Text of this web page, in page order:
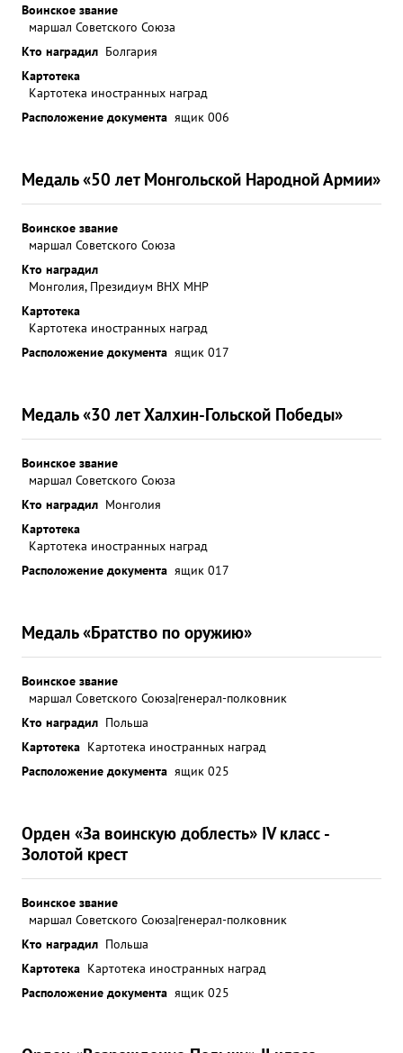
Воинское звание
маршал Советского Союза
Кто наградил Болгария
Картотека
Картотека иностранных наград
Расположение документа ящик 006
Медаль «50 лет Монгольской Народной Армии»
Воинское звание
маршал Советского Союза
Кто наградил
Монголия, Президиум ВНХ МНР
Картотека
Картотека иностранных наград
Расположение документа ящик 017
Медаль «30 лет Халхин-Гольской Победы»
Воинское звание
маршал Советского Союза
Кто наградил Монголия
Картотека
Картотека иностранных наград
Расположение документа ящик 017
Медаль «Братство по оружию»
Воинское звание
маршал Советского Союза|генерал-полковник
Кто наградил Польша
Картотека Картотека иностранных наград
Расположение документа ящик 025
Орден «За воинскую доблесть» IV класс -
Золотой крест
Воинское звание
маршал Советского Союза|генерал-полковник
Кто наградил Польша
Картотека Картотека иностранных наград
Расположение документа ящик 025